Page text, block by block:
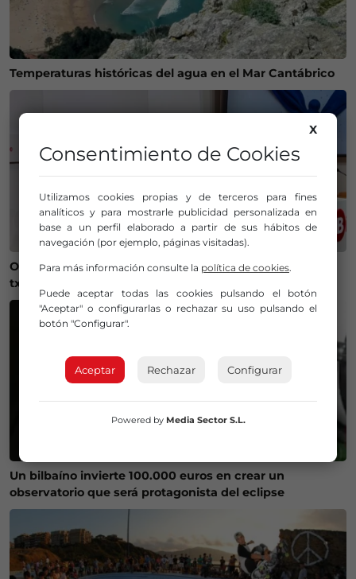
Temperaturas históricas del agua en el Mar Cantábrico
Onintza Enbeita y Ainhoa Urrejola, pregonera y
txupinera de Aste Nagusia 2026 en Bilbao
Un bilbaíno invierte 100.000 euros en crear un
observatorio que será protagonista del eclipse
X
Consentimiento de Cookies
Utilizamos cookies propias y de terceros para fines
analíticos y para mostrarle publicidad personalizada en
base a un perfil elaborado a partir de sus hábitos de
navegación (por ejemplo, páginas visitadas).
Para más información consulte la política de cookies.
Puede aceptar todas las cookies pulsando el botón
"Aceptar" o configurarlas o rechazar su uso pulsando el
botón "Configurar".
Aceptar Rechazar Configurar
Powered by Media Sector S.L.